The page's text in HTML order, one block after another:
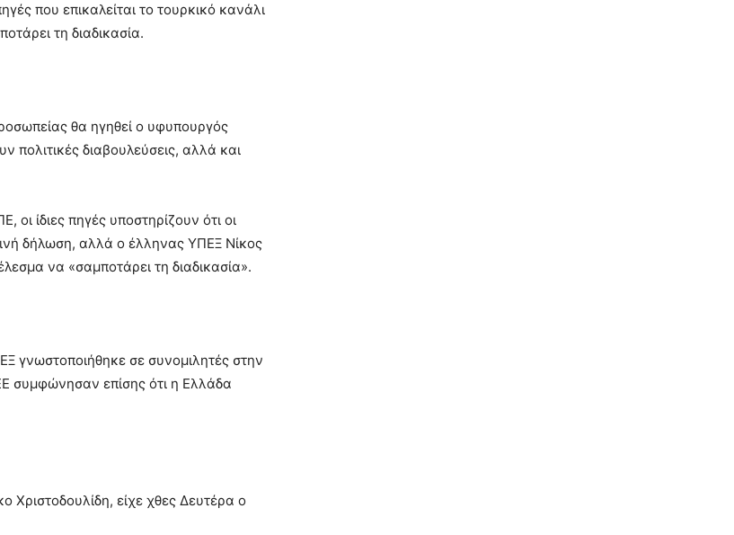
που επικαλείται το τουρκικό κανάλι
τη διαδικασία.
θα ηγηθεί ο υφυπουργός
πολιτικές διαβουλεύσεις, αλλά και
ίδιες πηγές υποστηρίζουν ότι οι
δήλωση, αλλά ο έλληνας ΥΠΕΞ Νίκος
να «σαμποτάρει τη διαδικασία».
γνωστοποιήθηκε σε συνομιλητές στην
συμφώνησαν επίσης ότι η Ελλάδα
Χριστοδουλίδη, είχε χθες Δευτέρα ο